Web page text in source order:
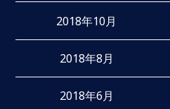
2018年10月
2018年8月
2018年6月